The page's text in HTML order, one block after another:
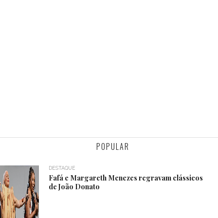
POPULAR
DESTAQUE
Fafá e Margareth Menezes regravam clássicos
de João Donato